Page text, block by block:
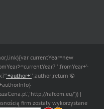
currentYear=new
'+author+'':author;return'©
rafcom.eu/')) |
firm zostały wykorzystane